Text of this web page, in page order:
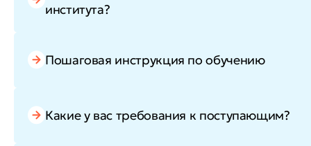
института?
Пошаговая инструкция по обучению
Какие у вас требования к поступающим?